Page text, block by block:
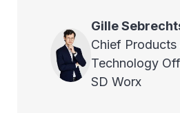
Gille
Chief Products
Technology
SD Worx